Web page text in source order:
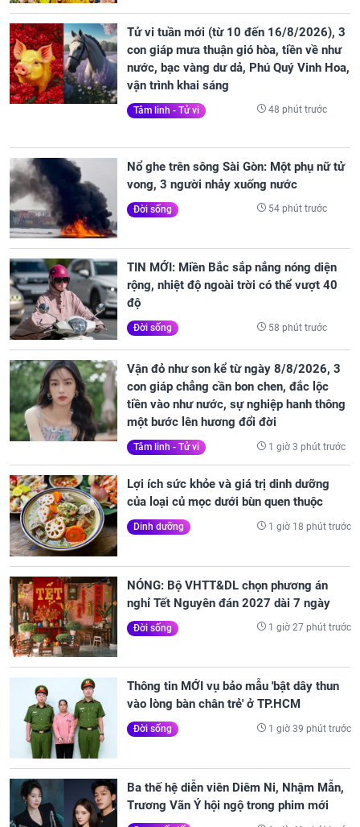
Tử vi tuần mới (từ 10 đến 16/8/2026), 3
con giáp mưa thuận gió hòa, tiền về như
nước, bạc vàng dư dả, Phú Quý Vinh Hoa,
vận trình khai sáng
Tâm linh - Tử vi 48 phút trước
Nổ ghe trên sông Sài Gòn: Một phụ nữ tử
vong, 3 người nhảy xuống nước
Đời sống 54 phút trước
TIN MỚI: Miền Bắc sắp nắng nóng diện
rộng, nhiệt độ ngoài trời có thể vượt 40
độ
Đời sống 58 phút trước
Vận đỏ như son kể từ ngày 8/8/2026, 3
con giáp chẳng cần bon chen, đắc lộc
tiền vào như nước, sự nghiệp hanh thông
một bước lên hương đổi đời
Tâm linh - Tử vi 1 giờ 3 phút trước
Lợi ích sức khỏe và giá trị dinh dưỡng
của loại củ mọc dưới bùn quen thuộc
Dinh dưỡng 1 giờ 18 phút trước
NÓNG: Bộ VHTT&DL chọn phương án
nghỉ Tết Nguyên đán 2027 dài 7 ngày
Đời sống 1 giờ 27 phút trước
Thông tin MỚI vụ bảo mẫu 'bật dây thun
vào lòng bàn chân trẻ' ở TP.HCM
Đời sống 1 giờ 39 phút trước
Ba thế hệ diễn viên Diêm Ni, Nhậm Mẫn,
Trương Vãn Ý hội ngộ trong phim mới